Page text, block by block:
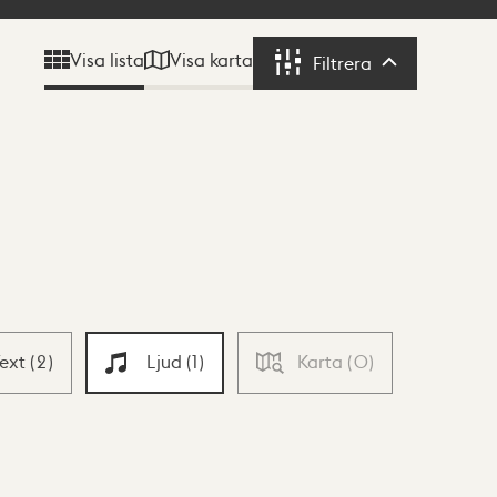
Visa lista Visa karta Filtrera Filtrera
(2) Ljud (1) Karta (0)